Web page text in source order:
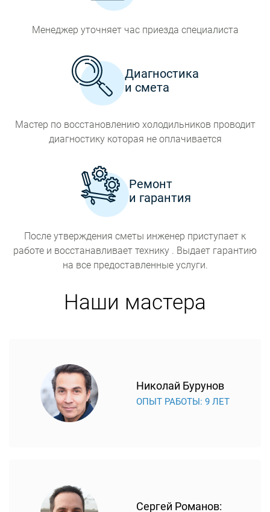
Менеджер уточняет час приезда специалиста
Диагностика
и смета
Мастер по восстановлению холодильников проводит
диагностику которая не оплачивается
Ремонт
и гарантия
После утверждения сметы инженер приступает к
работе и восстанавливает технику . Выдает гарантию
на все предоставленные услуги.
Наши мастера
Николай Бурунов
ОПЫТ РАБОТЫ: 9 ЛЕТ
Сергей Романов: